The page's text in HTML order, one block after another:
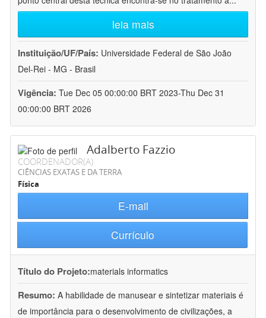
leia mais
Instituição/UF/País: Universidade Federal de São João
Del-Rei - MG - Brasil
Vigência: Tue Dec 05 00:00:00 BRT 2023-Thu Dec 31
00:00:00 BRT 2026
Adalberto Fazzio
COORDENADOR(A)
CIÊNCIAS EXATAS E DA TERRA
Física
E-mail
Currículo
Título do Projeto:materials informatics
Resumo: A habilidade de manusear e sintetizar materiais é
de importância para o desenvolvimento de civilizações, a